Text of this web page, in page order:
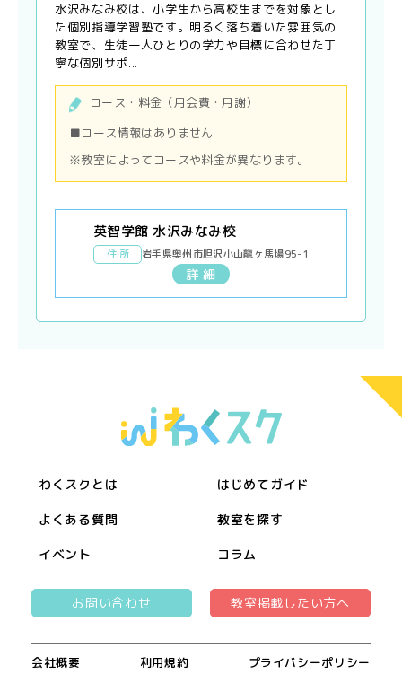
水沢みなみ校は、小学生から高校生までを対象とし
た個別指導学習塾です。明るく落ち着いた雰囲気の
教室で、生徒一人ひとりの学力や目標に合わせた丁
寧な個別サポ...
コース・料金（月会費・月謝）
■コース情報はありません
※教室によってコースや料金が異なります。
英智学館 水沢みなみ校
住 所 岩手県奥州市胆沢小山龍ヶ馬場95-1
詳 細
わくスクとは はじめてガイド
よくある質問 教室を探す
イベント コラム
お問い合わせ 教室掲載したい方へ
会社概要 利用規約 プライバシーポリシー